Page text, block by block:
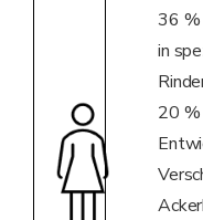
36 %
in
20 %